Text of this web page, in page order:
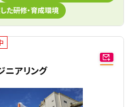
た研修・育成環境
ニアリング